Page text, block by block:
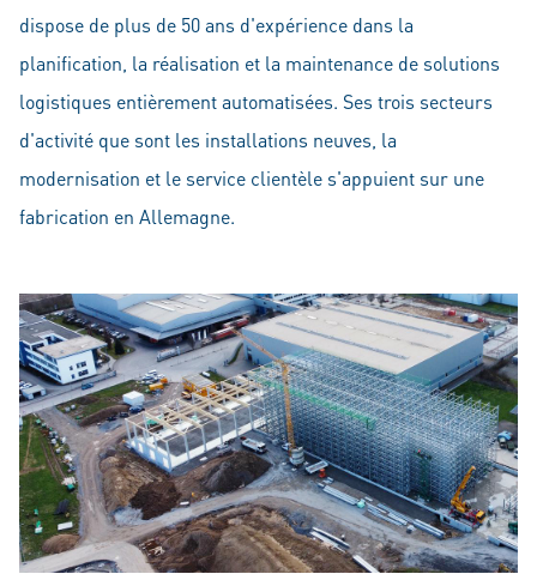
dispose de plus de 50 ans d'expérience dans la
planification, la réalisation et la maintenance de solutions
logistiques entièrement automatisées. Ses trois secteurs
d'activité que sont les installations neuves, la
modernisation et le service clientèle s'appuient sur une
fabrication en Allemagne.